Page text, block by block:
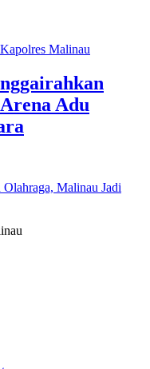
Adu